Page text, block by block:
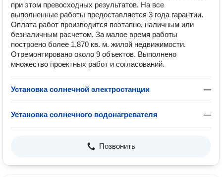
при этом превосходных результатов. На все
выполненные работы предоставляется 3 года гарантии.
Оплата работ производится поэтапно, наличным или
безналичным расчетом. За малое время работы
построено более 1,870 кв. м. жилой недвижимости.
Отремонтировано около 9 объектов. Выполнено
множество проектных работ и согласований.
Установка солнечной электростанции —
Установка солнечного водонагревателя —
Позвонить